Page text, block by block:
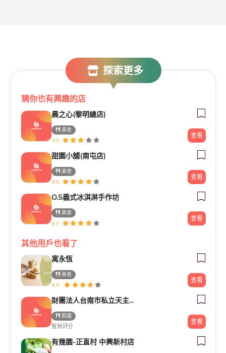
探索更多
猜你也有興趣的店
晨之心(黎明總店)
美食
3.9
查看
甜園小舖(南屯店)
美食
4.9
查看
O.S義式冰淇淋手作坊
美食
4.9
查看
其他用戶也看了
寓永恆
美食
4.5
查看
財團法人台南市私立天主教瑞復益智中心
照護
暫無評分
查看
有幾園-正直村 中興新村店